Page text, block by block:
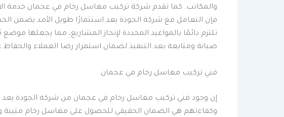
والمكاتب. كما تقدم شركة تركيب مغاسل رخام في عجمان خدمة
فإن التعامل مع شركة الجودة يعد استثمارًا طويل الأمد
تلتزم دائمًا بالمواعيد المحددة لإنجاز المشاريع، مما يجعلها
صيانة ومتابعة بعد التنفيذ لضمان استمرار رضا العملاء
فني تركيب مغاسل رخام في عجمان
إن وجود فني تركيب مغاسل رخام في عجمان من شركة الجودة يعد
وكفاءتهم هي الضمان الحقيقي للحصول على مغاسل رخام متينة